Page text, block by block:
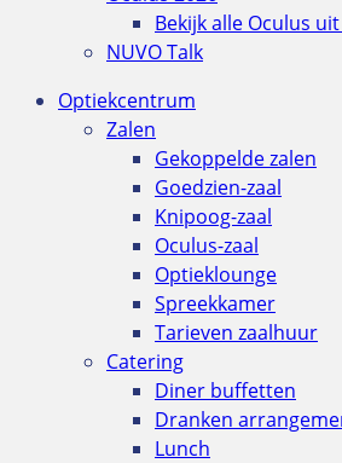
Bekijk alle Oculus
NUVO Talk
Optiekcentrum
Zalen
Gekoppelde zalen
Goedzien-zaal
Knipoog-zaal
Oculus-zaal
Optieklounge
Spreekkamer
Tarieven zaalhuur
Catering
Diner buffetten
Dranken
Lunch